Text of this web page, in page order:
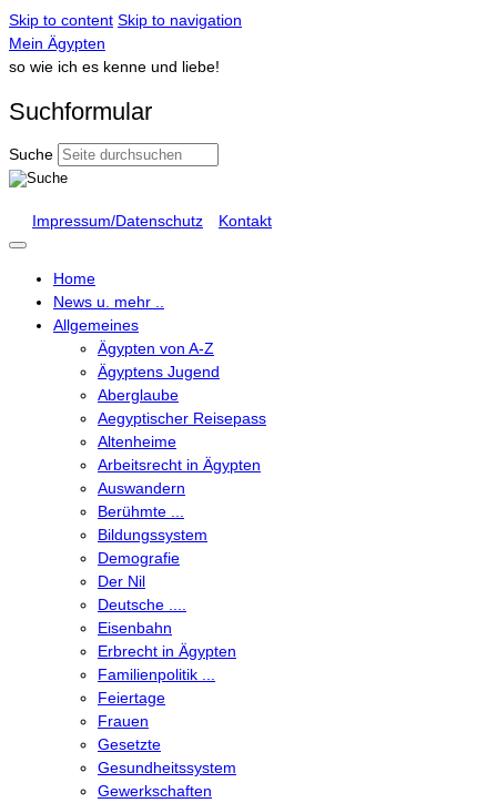
Skip to content Skip to navigation
Mein Ägypten
so wie ich es kenne und liebe!
Suchformular
Suche
Impressum/Datenschutz Kontakt
Home
News u. mehr ..
Allgemeines
Ägypten von A-Z
Ägyptens Jugend
Aberglaube
Aegyptischer Reisepass
Altenheime
Arbeitsrecht in Ägypten
Auswandern
Berühmte ...
Bildungssystem
Demografie
Der Nil
Deutsche ....
Eisenbahn
Erbrecht in Ägypten
Familienpolitik ...
Feiertage
Frauen
Gesetzte
Gesundheitssystem
Gewerkschaften